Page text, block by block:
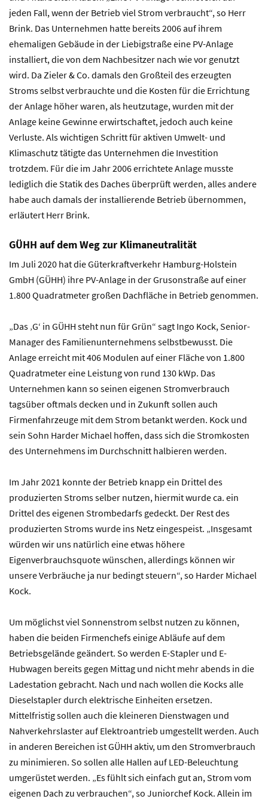
jeden Fall, wenn der Betrieb viel Strom verbraucht“, so Herr
Brink. Das Unternehmen hatte bereits 2006 auf ihrem
ehemaligen Gebäude in der Liebigstraße eine PV-Anlage
installiert, die von dem Nachbesitzer nach wie vor genutzt
wird. Da Zieler & Co. damals den Großteil des erzeugten
Stroms selbst verbrauchte und die Kosten für die Errichtung
der Anlage höher waren, als heutzutage, wurden mit der
Anlage keine Gewinne erwirtschaftet, jedoch auch keine
Verluste. Als wichtigen Schritt für aktiven Umwelt- und
Klimaschutz tätigte das Unternehmen die Investition
trotzdem. Für die im Jahr 2006 errichtete Anlage musste
lediglich die Statik des Daches überprüft werden, alles andere
habe auch damals der installierende Betrieb übernommen,
erläutert Herr Brink.
GÜHH auf dem Weg zur Klimaneutralität
Im Juli 2020 hat die Güterkraftverkehr Hamburg-Holstein
GmbH (GÜHH) ihre PV-Anlage in der Grusonstraße auf einer
1.800 Quadratmeter großen Dachfläche in Betrieb genommen.
„Das ‚G‘ in GÜHH steht nun für Grün“ sagt Ingo Kock, Senior-
Manager des Familienunternehmens selbstbewusst. Die
Anlage erreicht mit 406 Modulen auf einer Fläche von 1.800
Quadratmeter eine Leistung von rund 130 kWp. Das
Unternehmen kann so seinen eigenen Stromverbrauch
tagsüber oftmals decken und in Zukunft sollen auch
Firmenfahrzeuge mit dem Strom betankt werden. Kock und
sein Sohn Harder Michael hoffen, dass sich die Stromkosten
des Unternehmens im Durchschnitt halbieren werden.
Im Jahr 2021 konnte der Betrieb knapp ein Drittel des
produzierten Stroms selber nutzen, hiermit wurde ca. ein
Drittel des eigenen Strombedarfs gedeckt. Der Rest des
produzierten Stroms wurde ins Netz eingespeist. „Insgesamt
würden wir uns natürlich eine etwas höhere
Eigenverbrauchsquote wünschen, allerdings können wir
unsere Verbräuche ja nur bedingt steuern“, so Harder Michael
Kock.
Um möglichst viel Sonnenstrom selbst nutzen zu können,
haben die beiden Firmenchefs einige Abläufe auf dem
Betriebsgelände geändert. So werden E-Stapler und E-
Hubwagen bereits gegen Mittag und nicht mehr abends in die
Ladestation gebracht. Nach und nach wollen die Kocks alle
Dieselstapler durch elektrische Einheiten ersetzen.
Mittelfristig sollen auch die kleineren Dienstwagen und
Nahverkehrslaster auf Elektroantrieb umgestellt werden. Auch
in anderen Bereichen ist GÜHH aktiv, um den Stromverbrauch
zu minimieren. So sollen alle Hallen auf LED-Beleuchtung
umgerüstet werden. „Es fühlt sich einfach gut an, Strom vom
eigenen Dach zu verbrauchen“, so Juniorchef Kock. Allein im